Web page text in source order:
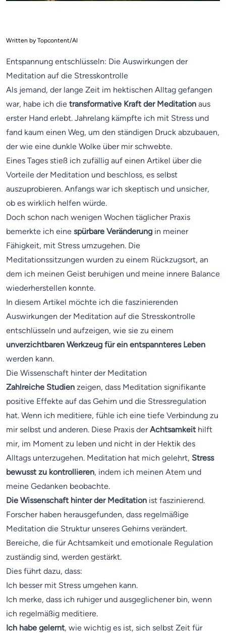
Written by Topcontent/AI
Entspannung entschlüsseln: Die Auswirkungen der
Meditation auf die Stresskontrolle
Als jemand, der lange Zeit im hektischen Alltag gefangen
war, habe ich die transformative Kraft der Meditation aus
erster Hand erlebt. Jahrelang kämpfte ich mit Stress und
fand kaum einen Weg, um den ständigen Druck abzubauen,
der wie eine dunkle Wolke über mir schwebte.
Eines Tages stieß ich zufällig auf einen Artikel über die
Vorteile der Meditation und beschloss, es selbst
auszuprobieren. Anfangs war ich skeptisch und unsicher,
ob es wirklich helfen würde.
Doch schon nach wenigen Wochen täglicher Praxis
bemerkte ich eine spürbare Veränderung in meiner
Fähigkeit, mit Stress umzugehen. Die
Meditationssitzungen wurden zu einem Rückzugsort, an
dem ich meinen Geist beruhigen und meine innere Balance
wiederherstellen konnte.
In diesem Artikel möchte ich die faszinierenden
Auswirkungen der Meditation auf die Stresskontrolle
entschlüsseln und aufzeigen, wie sie zu einem
unverzichtbaren Werkzeug für ein entspannteres Leben
werden kann.
Die Wissenschaft hinter der Meditation
Zahlreiche Studien zeigen, dass Meditation signifikante
positive Effekte auf das Gehirn und die Stressregulation
hat. Wenn ich meditiere, fühle ich eine tiefe Verbindung zu
mir selbst und anderen. Diese Praxis derAchtsamkeithilft
mir, im Moment zu leben und nicht in der Hektik des
Alltags unterzugehen. Meditation hat mich gelehrt, Stress
bewusst zu kontrollieren, indem ich meinen Atem und
meine Gedanken beobachte.
Die Wissenschaft hinter der Meditation ist faszinierend.
Forscher haben herausgefunden, dass regelmäßige
Meditation die Struktur unseres Gehirns verändert.
Bereiche, die für Achtsamkeit und emotionale Regulation
zuständig sind, werden gestärkt.
Dies führt dazu, dass:
Ich besser mit Stress umgehen kann.
Ich merke, dass ich ruhiger und ausgeglichener bin, wenn
ich regelmäßig meditiere.
Ich habe gelernt, wie wichtig es ist, sich selbst Zeit für